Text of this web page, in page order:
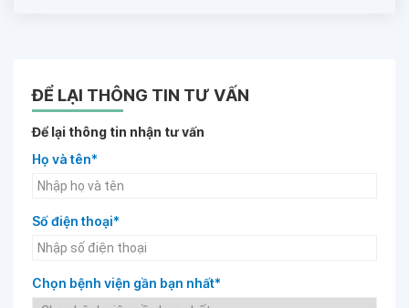
ĐỂ LẠI THÔNG TIN TƯ VẤN
Để lại thông tin nhận tư vấn
Họ và tên*
Số điện thoại*
Chọn bệnh viện gần bạn nhất*